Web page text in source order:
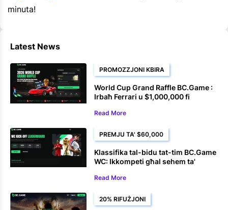
minuta!
Latest News
PROMOZZJONI KBIRA
World Cup Grand Raffle BC.Game :
Irbaħ Ferrari u $1,000,000 fi
Read More
PREMJU TA' $60,000
Klassifika tal-bidu tat-tim BC.Game
WC: Ikkompeti għal sehem ta'
Read More
20% RIFUŻJONI